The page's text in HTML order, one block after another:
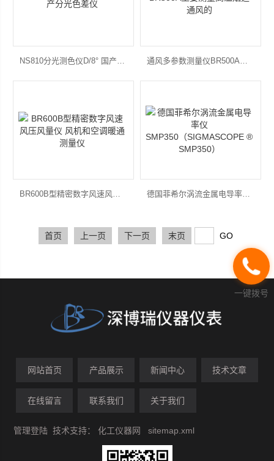
NS810分光测色仪D/8° 国产分光色差仪 通风多参数测量仪BR500A主要测量高温烟道通风的
BR600B型精密数字风速风压风量仪 风机和空调暖通测量仪 德国菲希尔涡流金属电导率仪SMP350（SIGMASCOPE ® SMP350）
首页 上一页 下一页 末页
网站首页 产品展示 新闻中心 技术文章
在线留言 联系我们 关于我们
管理登陆 技术支持：化工仪器网 sitemap.xml
一键拨号